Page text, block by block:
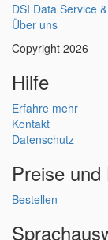
DSI Data Service
Über uns
Copyright 2026
Hilfe
Erfahre mehr
Kontakt
Datenschutz
Preise und
Bestellen